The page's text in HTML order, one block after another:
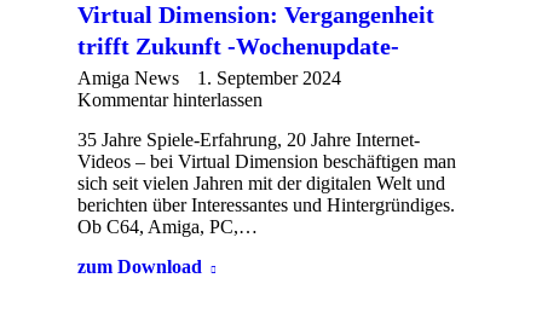
Virtual Dimension: Vergangenheit
trifft Zukunft -Wochenupdate-
Amiga News
1. September 2024
Kommentar hinterlassen
35 Jahre Spiele-Erfahrung, 20 Jahre Internet-
Videos – bei Virtual Dimension beschäftigen man
sich seit vielen Jahren mit der digitalen Welt und
berichten über Interessantes und Hintergründiges.
Ob C64, Amiga, PC,…
zum Download